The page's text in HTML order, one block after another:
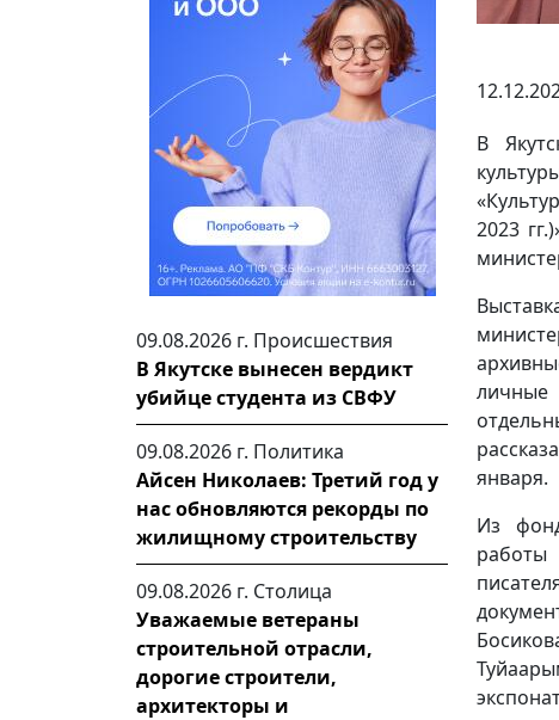
09.08.2026 г. Происшествия
В Якутске вынесен вердикт
убийце студента из СВФУ
09.08.2026 г. Политика
Айсен Николаев: Третий год у
нас обновляются рекорды по
жилищному строительству
09.08.2026 г. Столица
Уважаемые ветераны
строительной отрасли,
дорогие строители,
архитекторы и
В
2023
личные
января.
Из
работы